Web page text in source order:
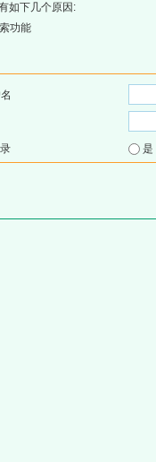
如下几个原因:
功能